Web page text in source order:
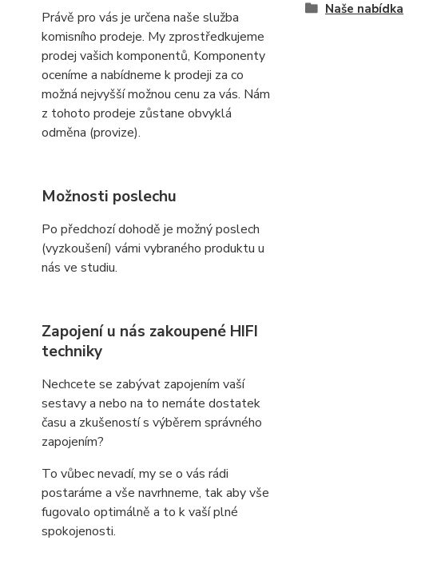
Právě pro vás je určena naše služba
komisního prodeje. My zprostředkujeme
prodej vašich komponentů, Komponenty
oceníme a nabídneme k prodeji za co
možná nejvyšší možnou cenu za vás. Nám
z tohoto prodeje zůstane obvyklá
odměna (provize).
Možnosti poslechu
Po předchozí dohodě je možný poslech
(vyzkoušení) vámi vybraného produktu u
nás ve studiu.
Zapojení u nás zakoupené HIFI
techniky
Nechcete se zabývat zapojením vaší
sestavy a nebo na to nemáte dostatek
času a zkušeností s výběrem správného
zapojením?
To vůbec nevadí, my se o vás rádi
postaráme a vše navrhneme, tak aby vše
fugovalo optimálně a to k vaší plné
spokojenosti.
Naše nabídka